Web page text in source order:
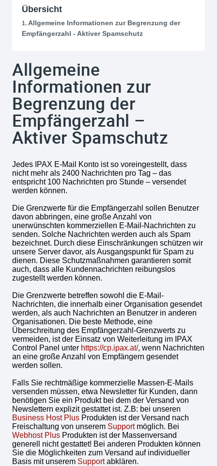
Übersicht
Allgemeine Informationen zur Begrenzung der
Empfängerzahl - Aktiver Spamschutz
Allgemeine
Informationen zur
Begrenzung der
Empfängerzahl –
Aktiver Spamschutz
Jedes IPAX E-Mail Konto ist so voreingestellt, dass
nicht mehr als 2400 Nachrichten pro Tag – das
entspricht 100 Nachrichten pro Stunde – versendet
werden können.
Die Grenzwerte für die Empfängerzahl sollen Benutzer
davon abbringen, eine große Anzahl von
unerwünschten kommerziellen E-Mail-Nachrichten zu
senden. Solche Nachrichten werden auch als Spam
bezeichnet. Durch diese Einschränkungen schützen wir
unsere Server davor, als Ausgangspunkt für Spam zu
dienen. Diese Schutzmaßnahmen garantieren somit
auch, dass alle Kundennachrichten reibungslos
zugestellt werden können.
Die Grenzwerte betreffen sowohl die E-Mail-
Nachrichten, die innerhalb einer Organisation gesendet
werden, als auch Nachrichten an Benutzer in anderen
Organisationen. Die beste Methode, eine
Überschreitung des Empfängerzahl-Grenzwerts zu
vermeiden, ist der Einsatz von Weiterleitung im IPAX
Control Panel unter https://cp.ipax.at/, wenn Nachrichten
an eine große Anzahl von Empfängern gesendet
werden sollen.
Falls Sie rechtmäßige kommerzielle Massen-E-Mails
versenden müssen, etwa Newsletter für Kunden, dann
benötigen Sie ein Produkt bei dem der Versand von
Newslettern explizit gestattet ist. Z.B: bei unseren
Business Host Plus Produkten ist der Versand nach
Freischaltung von unserem Supportmöglich. Bei
Webhost Plus Produkten ist der Massenversand
generell nicht gestattet! Bei anderen Produkten können
Sie die Möglichkeiten zum Versand auf individueller
Basis mit unserem Supportabklären.